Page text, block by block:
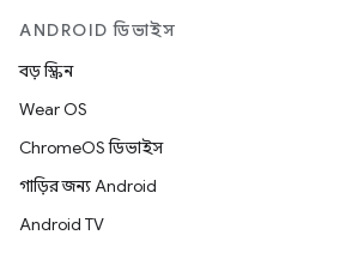
ANDROID ডিভাইস
বড় স্ক্রিন
Wear OS
ChromeOS ডিভাইস
গাড়ির জন্য Android
Android TV